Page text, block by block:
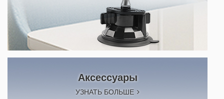
Аксессуары
УЗНАТЬ БОЛЬШЕ